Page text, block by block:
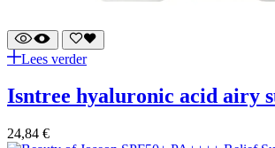
Lees verder
isntree hyaluronic acid airy
24,84 €